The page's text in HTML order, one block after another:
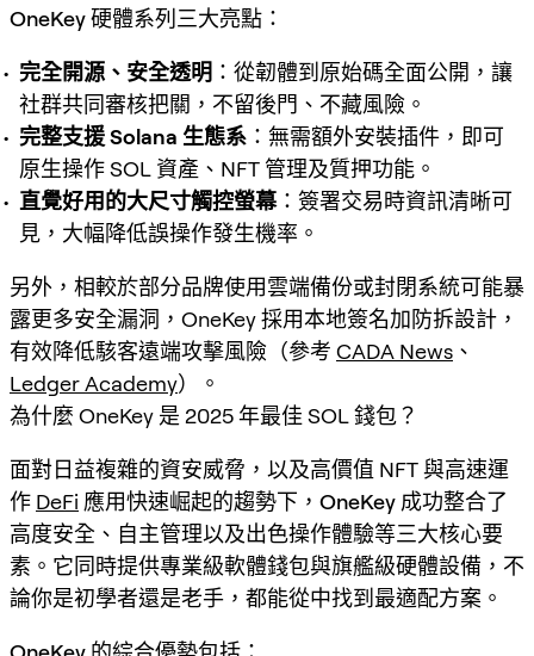
OneKey 硬體系列三大亮點：
完全開源、安全透明 ：從韌體到原始碼全面公開，讓
社群共同審核把關，不留後門、不藏風險。
完整支援 Solana 生態系 ：無需額外安裝插件，即可
原生操作 SOL 資產、NFT 管理及質押功能。
直覺好用的大尺寸觸控螢幕：簽署交易時資訊清晰可
見，大幅降低誤操作發生機率。
另外，相較於部分品牌使用雲端備份或封閉系統可能暴
露更多安全漏洞，OneKey 採用本地簽名加防拆設計，
有效降低駭客遠端攻擊風險（參考 CADA News 、
Ledger Academy）。
為什麼 OneKey 是 2025 年最佳 SOL 錢包？
面對日益複雜的資安威脅，以及高價值 NFT 與高速運
作 DeFi 應用快速崛起的趨勢下， OneKey 成功整合了
高度安全、自主管理以及出色操作體驗等三大核心要
素 。它同時提供專業級軟體錢包與旗艦級硬體設備，不
論你是初學者還是老手，都能從中找到最適配方案。